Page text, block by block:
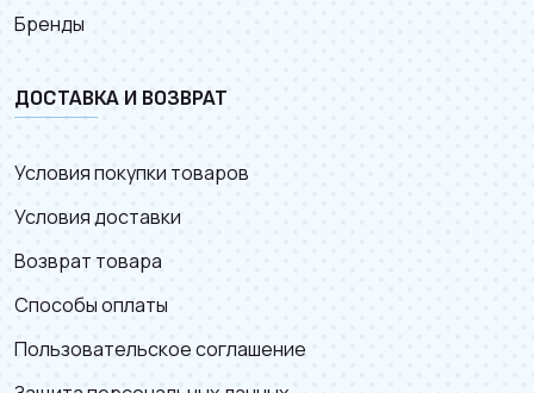
Бренды
ДОСТАВКА И ВОЗВРАТ
Условия покупки товаров
Условия доставки
Возврат товара
Способы оплаты
Пользовательское соглашение